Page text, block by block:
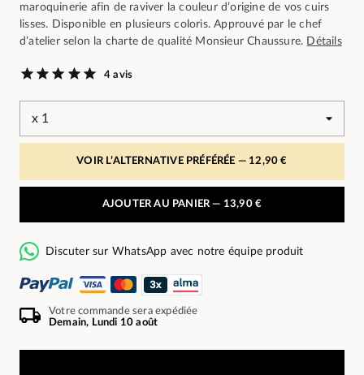
maroquinerie afin de raviver la couleur d’origine de vos cuirs
lisses. Disponible en plusieurs coloris. Approuvé par le chef
d’atelier selon la charte de qualité Monsieur Chaussure. Détails
4 avis
VOIR L’ALTERNATIVE PRÉFÉRÉE — 12,90 €
AJOUTER AU PANIER — 13,90 €
Discuter sur WhatsApp avec notre équipe produit
Votre commande sera expédiée
Demain, Lundi 10 août